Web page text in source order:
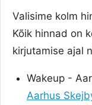
Valisime kolm
Kõik hinnad on
kirjutamise ajal
Wakeup -
Aarhus